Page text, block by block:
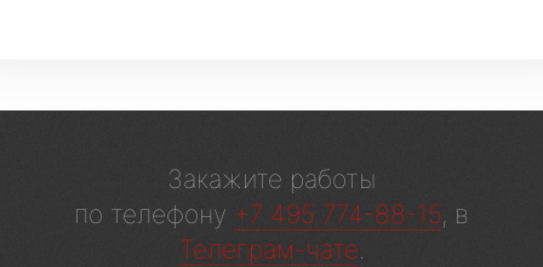
Закажите работы
по телефону +7 495 774-88-15, в
Телеграм-чате.